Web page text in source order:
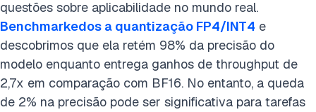
questões sobre aplicabilidade no mundo real.
Benchmarkedos a quantização FP4/INT4 e
descobrimos que ela retém 98% da precisão do
modelo enquanto entrega ganhos de throughput de
2,7x em comparação com BF16. No entanto, a queda
de 2% na precisão pode ser significativa para tarefas